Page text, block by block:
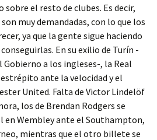
el resto de clubes. Es decir,
muy demandadas, con lo que los
ya que la gente sigue haciendo
En su exilio de Turín -
a los ingleses-, la Real
ante la velocidad y el
United. Falta de Victor Lindelöf
los de Brendan Rodgers se
en Wembley ante el Southampton,
mientras que el otro billete se